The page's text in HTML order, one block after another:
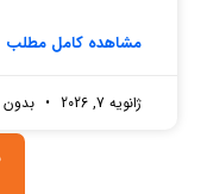
مشاهده کامل مطلب
ژانویه 7, 2026 بدون